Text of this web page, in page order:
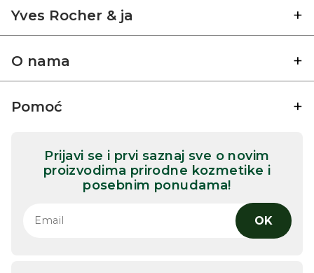
Yves Rocher & ja
O nama
Pomoć
Prijavi se i prvi saznaj sve o novim
proizvodima prirodne kozmetike i
posebnim ponudama!
OK